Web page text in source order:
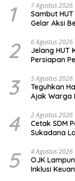
1 7 Agustus 2026
Sambut
Gelar Aksi
2 6 Agustus 2026
Jelang HUT
Persiapan
3 5 Agustus 2026
Teguhkan
Ajak Warga
4 2 Agustus 2026
Cetak SDM
Sukadana
5 4 Agustus 2026
OJK
Inklusi